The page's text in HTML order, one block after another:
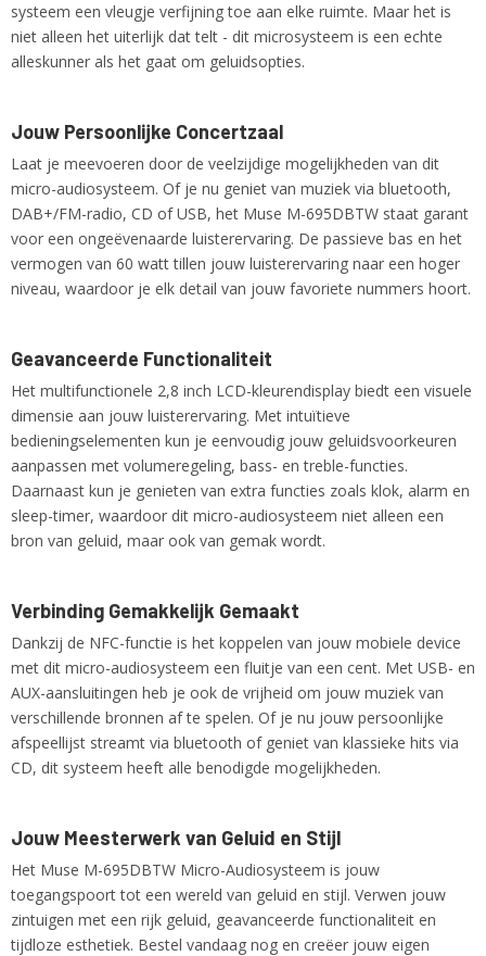
systeem een vleugje verfijning toe aan elke ruimte. Maar het is
niet alleen het uiterlijk dat telt - dit microsysteem is een echte
alleskunner als het gaat om geluidsopties.
Jouw Persoonlijke Concertzaal
Laat je meevoeren door de veelzijdige mogelijkheden van dit
micro-audiosysteem. Of je nu geniet van muziek via bluetooth,
DAB+/FM-radio, CD of USB, het Muse M-695DBTW staat garant
voor een ongeëvenaarde luisterervaring. De passieve bas en het
vermogen van 60 watt tillen jouw luisterervaring naar een hoger
niveau, waardoor je elk detail van jouw favoriete nummers hoort.
Geavanceerde Functionaliteit
Het multifunctionele 2,8 inch LCD-kleurendisplay biedt een visuele
dimensie aan jouw luisterervaring. Met intuïtieve
bedieningselementen kun je eenvoudig jouw geluidsvoorkeuren
aanpassen met volumeregeling, bass- en treble-functies.
Daarnaast kun je genieten van extra functies zoals klok, alarm en
sleep-timer, waardoor dit micro-audiosysteem niet alleen een
bron van geluid, maar ook van gemak wordt.
Verbinding Gemakkelijk Gemaakt
Dankzij de NFC-functie is het koppelen van jouw mobiele device
met dit micro-audiosysteem een fluitje van een cent. Met USB- en
AUX-aansluitingen heb je ook de vrijheid om jouw muziek van
verschillende bronnen af te spelen. Of je nu jouw persoonlijke
afspeellijst streamt via bluetooth of geniet van klassieke hits via
CD, dit systeem heeft alle benodigde mogelijkheden.
Jouw Meesterwerk van Geluid en Stijl
Het Muse M-695DBTW Micro-Audiosysteem is jouw
toegangspoort tot een wereld van geluid en stijl. Verwen jouw
zintuigen met een rijk geluid, geavanceerde functionaliteit en
tijdloze esthetiek. Bestel vandaag nog en creëer jouw eigen